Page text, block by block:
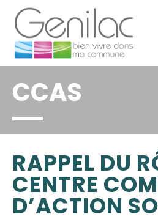
CCAS
RAPPEL DU
CENTRE
D’ACTION